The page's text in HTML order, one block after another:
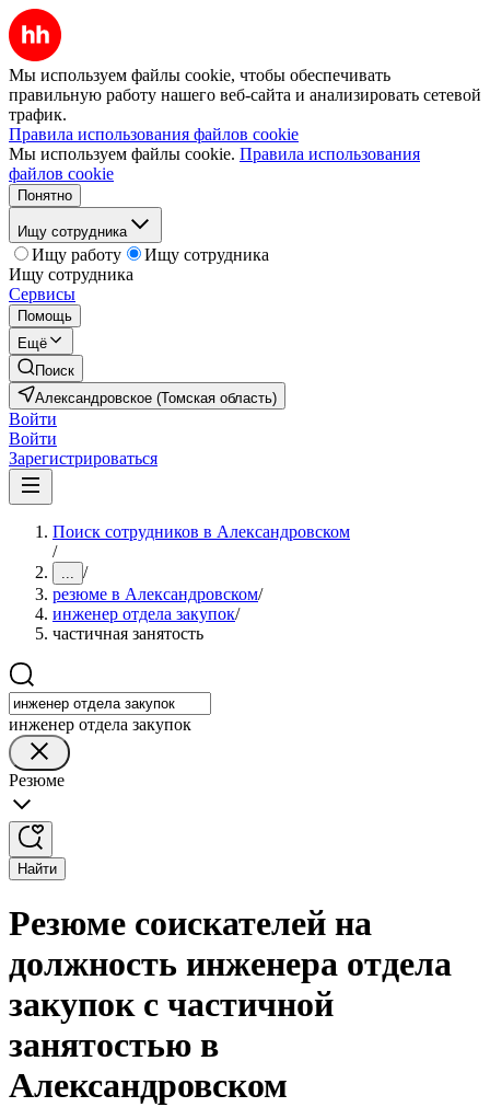
Мы используем файлы cookie, чтобы обеспечивать
правильную работу нашего веб-сайта и анализировать сетевой
трафик.
Правила использования файлов cookie
Мы используем файлы cookie. Правила использования
файлов cookie
Понятно
Ищу сотрудника
Ищу работу
Ищу сотрудника
Ищу сотрудника
Сервисы
Помощь
Ещё
Поиск
Александровское (Томская область)
Войти
Войти
Зарегистрироваться
Поиск сотрудников в Александровском
/
... /
резюме в Александровском/
инженер отдела закупок/
частичная занятость
инженер отдела закупок
Резюме
Найти
Резюме соискателей на
должность инженера отдела
закупок с частичной
занятостью в
Александровском